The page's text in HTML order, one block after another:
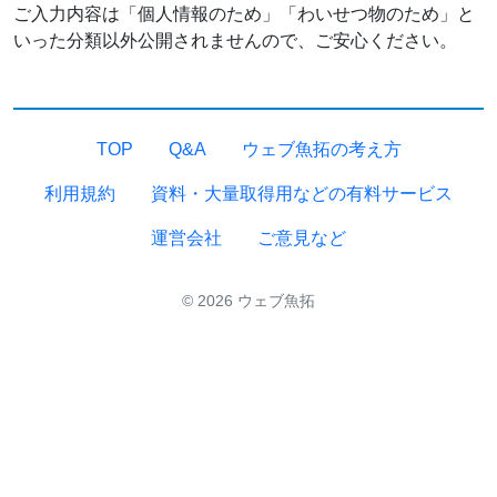
ご入力内容は「個人情報のため」「わいせつ物のため」と
いった分類以外公開されませんので、ご安心ください。
TOP Q&A ウェブ魚拓の考え方
利用規約 資料・大量取得用などの有料サービス
運営会社 ご意見など
© 2026 ウェブ魚拓